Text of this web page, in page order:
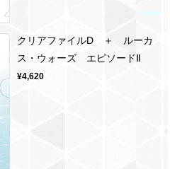
クリアファイルD ＋ ルーカ
ス・ウォーズ エピソードⅡ
¥4,620